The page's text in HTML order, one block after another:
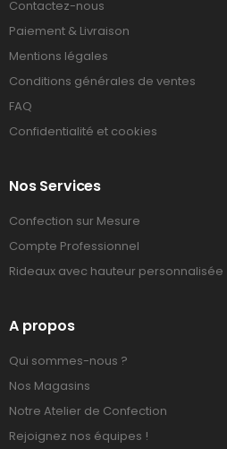
Contactez-nous
Paiement & Livraison
Mentions légales
Conditions générales de ventes
FAQ
Confidentialité et cookies
Nos Services
Confection sur Mesure
Compte Professionnel
Rideaux avec hauteur personnalisée
A propos
Qui sommes-nous ?
Nos Magasins
Notre Atelier de Confection
Rejoignez nos équipes !